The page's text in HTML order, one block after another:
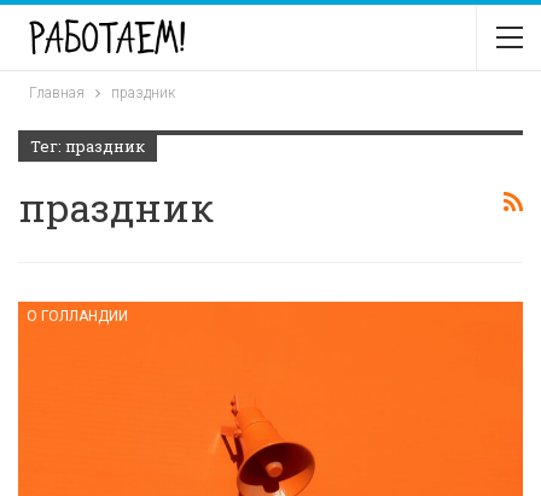
Главная праздник
Тег: праздник
праздник
О ГОЛЛАНДИИ